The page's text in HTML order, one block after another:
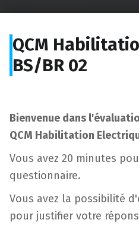
QCM
BS/BR 02
Bienvenue dans
QCM Habilitation
Vous avez 20 minutes
questionnaire.
Vous avez la possibilité
pour justifier votre